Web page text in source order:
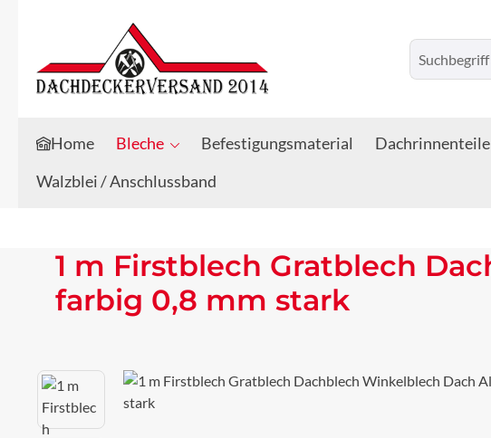
Zum Hauptinhalt springen
Zur Suche springen
Home Bleche Befestigungsmaterial Dachrinnenteile
Walzblei / Anschlussband
1 m Firstblech Gratblech
farbig 0,8 mm stark
Bildergalerie überspringen